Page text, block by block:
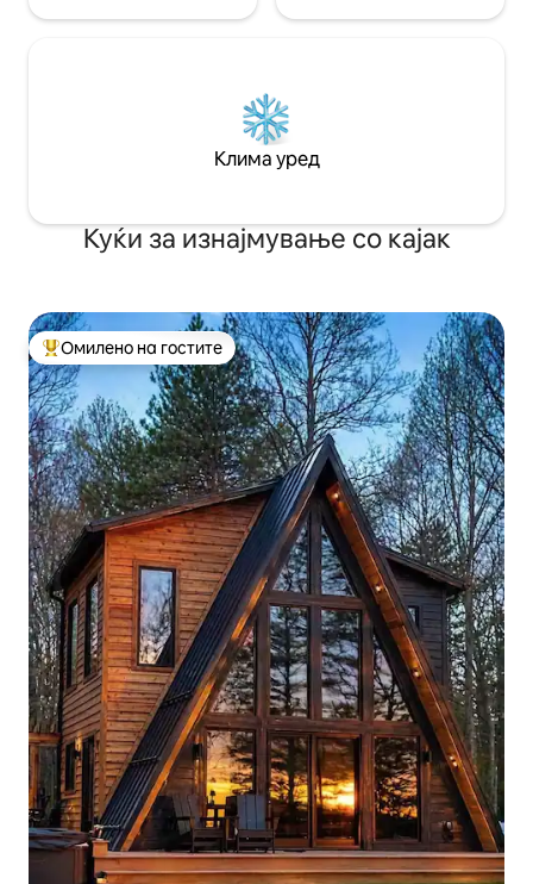
Клима уред
Куќи за изнајмување со кајак
Меѓу најуспешните „Омилени на гостите“
Омилено на гостите